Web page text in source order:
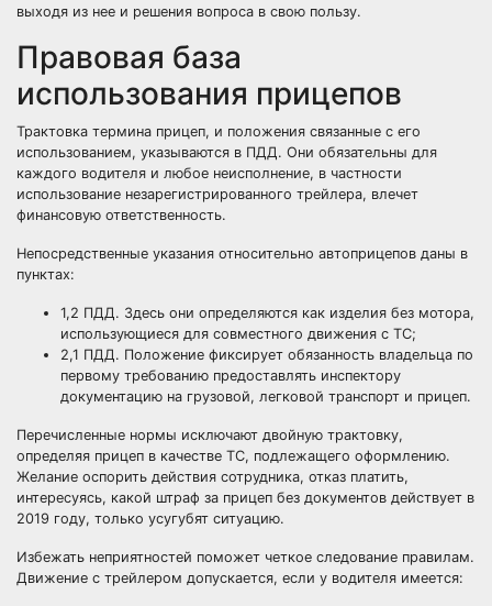
выходя из нее и решения вопроса в свою пользу.
Правовая база
использования прицепов
Трактовка термина прицеп, и положения связанные с его
использованием, указываются в ПДД. Они обязательны для
каждого водителя и любое неисполнение, в частности
использование незарегистрированного трейлера, влечет
финансовую ответственность.
Непосредственные указания относительно автоприцепов даны в
пунктах:
1,2 ПДД. Здесь они определяются как изделия без мотора,
использующиеся для совместного движения с ТС;
2,1 ПДД. Положение фиксирует обязанность владельца по
первому требованию предоставлять инспектору
документацию на грузовой, легковой транспорт и прицеп.
Перечисленные нормы исключают двойную трактовку,
определяя прицеп в качестве ТС, подлежащего оформлению.
Желание оспорить действия сотрудника, отказ платить,
интересуясь, какой штраф за прицеп без документов действует в
2019 году, только усугубят ситуацию.
Избежать неприятностей поможет четкое следование правилам.
Движение с трейлером допускается, если у водителя имеется: